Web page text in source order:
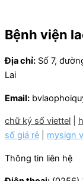
Bệnh viện
Địa chỉ: Số 7,
Lai
Email:
chữ ký số viettel
số giá rẻ
mysign
Thông tin liên hệ